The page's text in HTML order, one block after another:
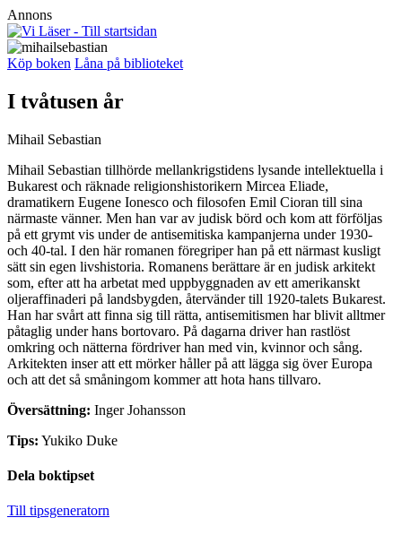
Annons
Köp boken Låna på biblioteket
I tvåtusen år
Mihail Sebastian
Mihail Sebastian tillhörde mellankrigstidens lysande intellektuella i
Bukarest och räknade religionshistorikern Mircea Eliade,
dramatikern Eugene Ionesco och filosofen Emil Cioran till sina
närmaste vänner. Men han var av judisk börd och kom att förföljas
på ett grymt vis under de antisemitiska kampanjerna under 1930-
och 40-tal. I den här romanen föregriper han på ett närmast kusligt
sätt sin egen livshistoria. Romanens berättare är en judisk arkitekt
som, efter att ha arbetat med uppbyggnaden av ett amerikanskt
oljeraffinaderi på landsbygden, återvänder till 1920-talets Bukarest.
Han har svårt att finna sig till rätta, antisemitismen har blivit alltmer
påtaglig under hans bortovaro. På dagarna driver han rastlöst
omkring och nätterna fördriver han med vin, kvinnor och sång.
Arkitekten inser att ett mörker håller på att lägga sig över Europa
och att det så småningom kommer att hota hans tillvaro.
Översättning: Inger Johansson
Tips: Yukiko Duke
Dela boktipset
Till tipsgeneratorn